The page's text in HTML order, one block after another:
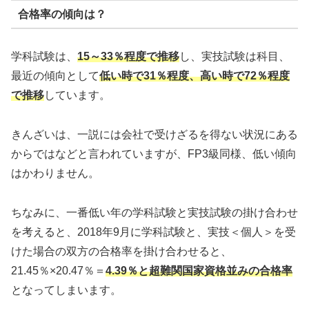
合格率の傾向は？
学科試験は、 15～33％程度で推移し、実技試験は科目、
最近の傾向として低い時で31％程度、高い時で72％程度
で推移しています。
きんざいは、一説には会社で受けざるを得ない状況にある
からではなどと言われていますが、FP3級同様、低い傾向
はかわりません。
ちなみに、一番低い年の学科試験と実技試験の掛け合わせ
を考えると、2018年9月に学科試験と、実技＜個人＞を受
けた場合の双方の合格率を掛け合わせると、
21.45％×20.47％＝ 4.39％と超難関国家資格並みの合格率
となってしまいます。